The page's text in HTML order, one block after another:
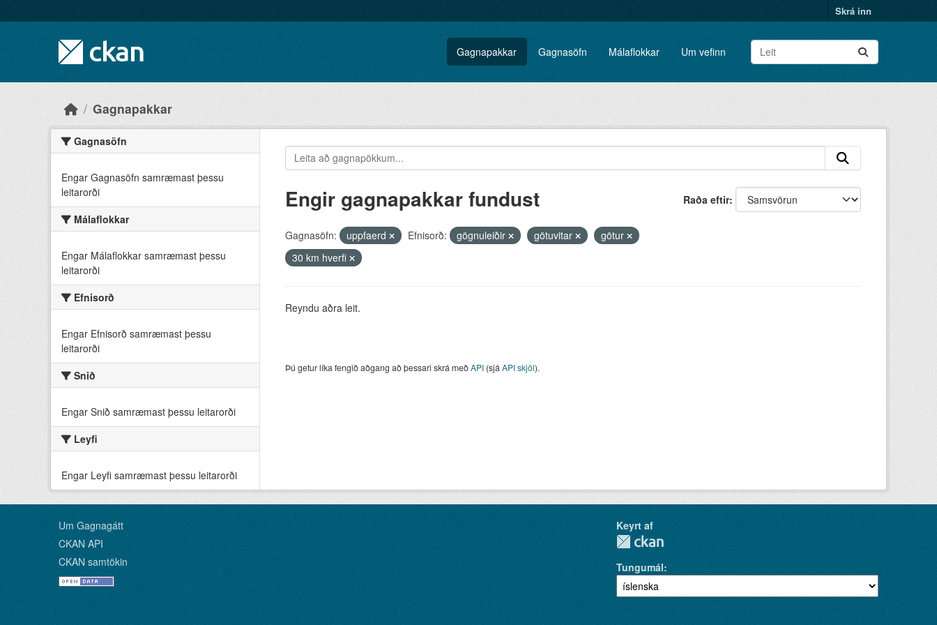
Skrá inn
Gagnapakkar Gagnasöfn Málaflokkar Um vefinn
Gagnapakkar
Gagnasöfn
Engar Gagnasöfn samræmast þessu
leitarorði
Málaflokkar
Engar Málaflokkar samræmast þessu
leitarorði
Efnisorð
Engar Efnisorð samræmast þessu
leitarorði
Snið
Engar Snið samræmast þessu leitarorði
Leyfi
Engar Leyfi samræmast þessu leitarorði
Raða eftir
Engir gagnapakkar fundust
Gagnasöfn: uppfaerd Efnisorð: gögnuleiðir götuvitar
götur
30 km hverfi
Reyndu aðra leit.
Þú getur líka fengið aðgang að þessari skrá meðAPI(sjá API skjöl).
Um Gagnagátt
CKAN API
CKAN samtökin
Keyrt af
Tungumál